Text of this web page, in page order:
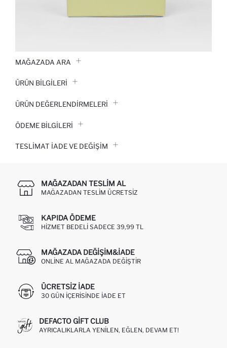
MAĞAZADA ARA
ÜRÜN BILGILERI
ÜRÜN DEĞERLENDİRMELERİ
ÖDEME BİLGİLERİ
TESLIMAT İADE VE DEĞIŞIM
MAĞAZADAN TESLIM AL
MAĞAZADAN TESLIM ÜCRETSIZ
KAPIDA ÖDEME
HIZMET BEDELI SADECE 39,99 TL
MAĞAZADA DEĞIŞIM&İADE
ONLINE AL MAĞAZADA DEĞIŞTIR
ÜCRETSIZ IADE
30 GÜN IÇERISINDE IADE ET
DEFACTO GIFT CLUB
AYRICALIKLARLA YENILEN, EĞLEN, DEVAM ET!